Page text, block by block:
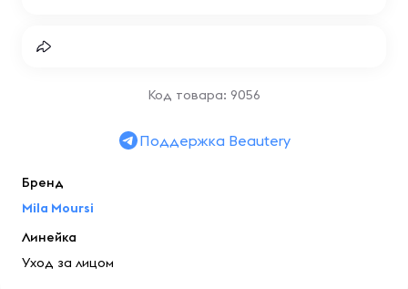
Код товара: 9056
Поддержка Beautery
Бренд
Mila Moursi
Линейка
Уход за лицом